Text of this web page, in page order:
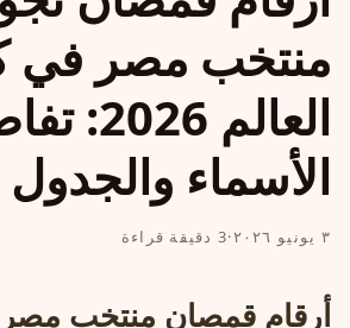
منتخب مصر في
العالم
الأسماء والجدول
٣ يونيو ٢٠٢٦ ·3 دقيقة قراءة
أرقام قمصان منتخب